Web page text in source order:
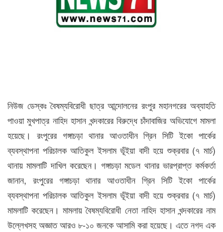
নিউজ ডেস্কঃ বৈষম্যবিরোধী ছাত্র আন্দোলনের রংপুর মহানগরের অব্যাহতি
পাওয়া মুখপাত্র নাহিদ হাসান খন্দকারের বিরুদ্ধে চাঁদাবাজির অভিযোগে মামলা
হয়েছে। রংপুরের গঙ্গাচড়া থানার আওতাধীন গ্রিন সিটি ইকো পার্কের
ব্যবস্থাপনা পরিচালক আতিকুল ইসলাম ভূঁইয়া বাদী হয়ে শুক্রবার (৭ মার্চ)
থানায় মামলাটি দাখিল করেছেন। গঙ্গাচড়া মডেল থানার ভারপ্রাপ্ত কর্মকর্তা
জানান, রংপুরের গঙ্গাচড়া থানার আওতাধীন গ্রিন সিটি ইকো পার্কের
ব্যবস্থাপনা পরিচালক আতিকুল ইসলাম ভূঁইয়া বাদী হয়ে শুক্রবার (৭ মার্চ)
মামলাটি করেছেন। মামলায় বৈষম্যবিরোধী নেতা নাহিদ হাসান খন্দকারের নাম
উল্লেখসহ অজ্ঞাত আরও ৮-১০ জনকে আসামি করা হয়েছে। এতে নগদ এক